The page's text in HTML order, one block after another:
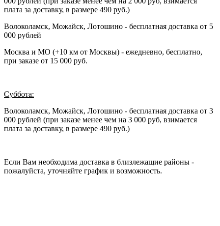
плата за доставку, в размере 490 руб.)
Волоколамск, Можайск, Лотошино - бесплатная доставка от 5
000 рублей
Москва и МО (+10 км от Москвы) - ежедневно, бесплатно,
при заказе от 15 000 руб.
Суббота:
Волоколамск, Можайск, Лотошино - бесплатная доставка от 3
000 рублей (при заказе менее чем на 3 000 руб, взимается
плата за доставку, в размере 490 руб.)
Если Вам необходима доставка в близлежащие районы -
пожалуйста, уточняйте график и возможность.